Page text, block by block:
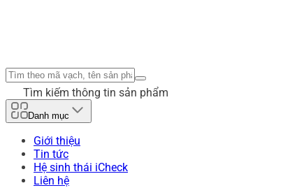
Tìm kiếm thông tin sản phẩm
Danh mục
Giới thiệu
Tin tức
Hệ sinh thái iCheck
Liên hệ